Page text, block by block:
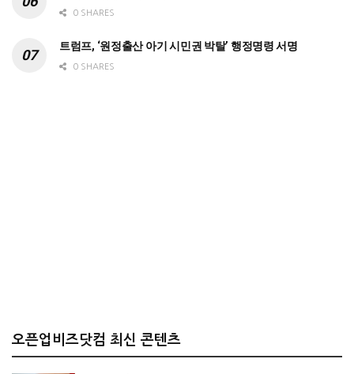
0 SHARES
트럼프, ‘원정출산 아기 시민권 박탈’ 행정명령 서명
0 SHARES
오픈업비즈닷컴 최신 콘텐츠